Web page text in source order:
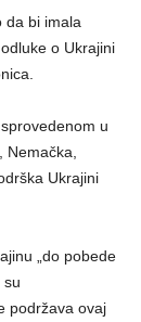
da bi imala
o Ukrajini
u
Ukrajini
„do pobede
su
podržava ovaj